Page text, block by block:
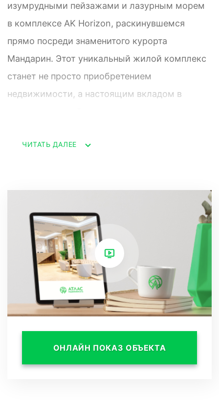
изумрудными пейзажами и лазурным морем
в комплексе AK Horizon, раскинувшемся
прямо посреди знаменитого курорта
Мандарин. Этот уникальный жилой комплекс
станет не просто приобретением
недвижимости, а настоящим вкладом в
созданы идеальные условия для неспешных
прогулок вдоль прибрежной полосы,
вечерних посиделок в элегантных кафе и
ресторанах с незабываемыми видами на
морской горизонт, шопинга в магазинах
премиум-класса и занятий спортом на
ЧИТАТЬ ДАЛЕЕ
ОНЛАЙН ПОКАЗ ОБЪЕКТА